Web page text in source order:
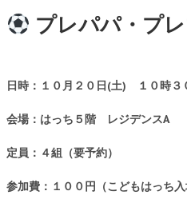
プレパパ・プ
日時：１０月２０日(土) １０時３
会場：はっち５階 レジデンスA
定員：４組（要予約）
参加費：１００円（こどもはっち入